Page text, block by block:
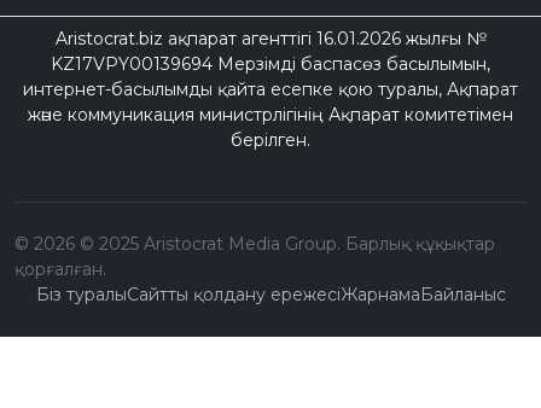
Aristocrat.biz ақпарат агенттігі 16.01.2026 жылғы №
KZ17VPY00139694 Мерзімді баспасөз басылымын,
интернет-басылымды қайта есепке қою туралы, Ақпарат
және коммуникация министрлігінің Ақпарат комитетімен
берілген.
© 2026 © 2025 Aristocrat Media Group. Барлық құқықтар
қорғалған.
Біз туралыСайтты қолдану ережесіЖарнама Байланыс